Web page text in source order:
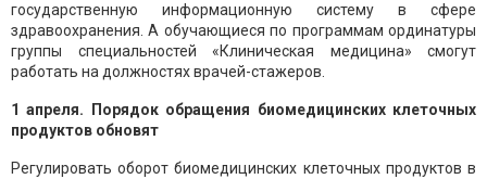
государственную информационную систему в сфере
здравоохранения. А обучающиеся по программам ординатуры
группы специальностей «Клиническая медицина» смогут
работать на должностях врачей-стажеров.
1 апреля. Порядок обращения биомедицинских клеточных
продуктов обновят
Регулировать оборот биомедицинских клеточных продуктов в